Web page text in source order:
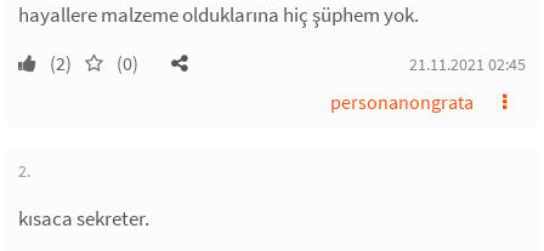
hayallere malzeme olduklarına hiç şüphem yok.
(2) (0) 21.11.2021 02:45
personanongrata
2.
kısaca sekreter.